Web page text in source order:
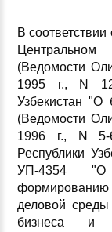
В
Центральном
(Ведомости
1995 г., N
Узбекистан "О
(Ведомости
1996 г., N 5-
Республики
УП-4354 "О
деловой
бизнеса и